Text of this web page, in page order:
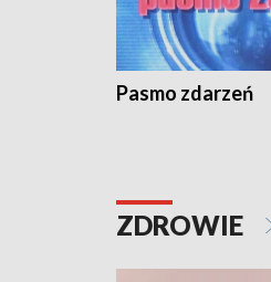
Pasmo zdarzeń
ZDROWIE